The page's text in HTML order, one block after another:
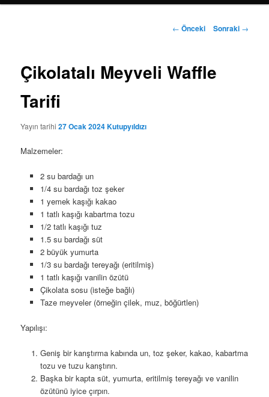
Yazı
← Önceki Sonraki →
Çikolatalı Meyveli Waffle
Tarifi
Yayın tarihi27 Ocak 2024Kutupyıldızı
Malzemeler:
2 su bardağı un
1/4 su bardağı toz şeker
1 yemek kaşığı kakao
1 tatlı kaşığı kabartma tozu
1/2 tatlı kaşığı tuz
1.5 su bardağı süt
2 büyük yumurta
1/3 su bardağı tereyağı (eritilmiş)
1 tatlı kaşığı vanilin özütü
Çikolata sosu (isteğe bağlı)
Taze meyveler (örneğin çilek, muz, böğürtlen)
Yapılışı:
Geniş bir karıştırma kabında un, toz şeker, kakao, kabartma
tozu ve tuzu karıştırın.
Başka bir kapta süt, yumurta, eritilmiş tereyağı ve vanilin
özütünü iyice çırpın.